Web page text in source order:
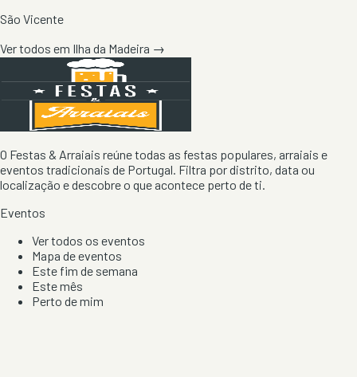
São Vicente
Ver todos em Ilha da Madeira →
O Festas & Arraiais reúne todas as festas populares, arraiais e
eventos tradicionais de Portugal. Filtra por distrito, data ou
localização e descobre o que acontece perto de ti.
Eventos
Ver todos os eventos
Mapa de eventos
Este fim de semana
Este mês
Perto de mim